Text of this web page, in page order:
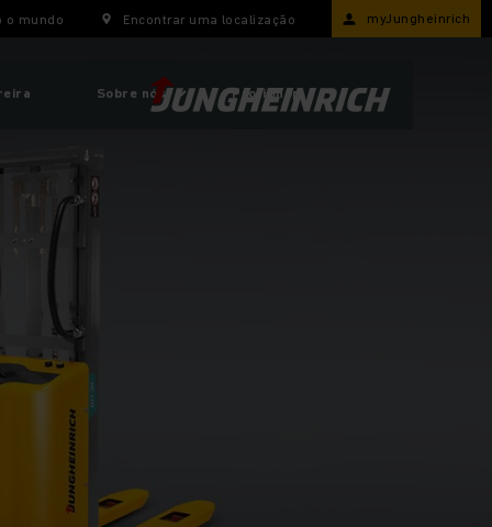
o mundo Encontrar uma localização myJungheinrich
Sobre nós ProfiShop